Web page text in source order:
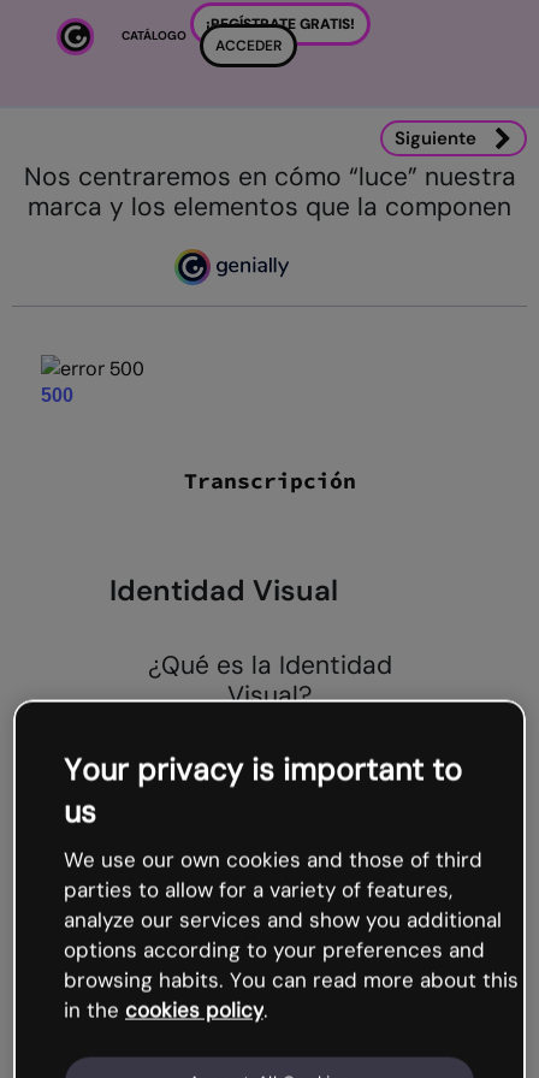
Salta al contenido principal
CATÁLOGO
¡REGÍSTRATE GRATIS!
ACCEDER
Nos centraremos en cómo “luce” nuestra
marca y los elementos que la componen
Transcripción
Identidad Visual
¿Qué es la Identidad
Visual?
como la
creación y gestión de una
marca , y al conjunto deacciones y
emocional deseado.
¡Vaya! que básicamente es hacer
una marca de calidad, que consiga
ser recordada por nuestro target y
que sientan orgullo de ella y sus
valores.La manera en la que una
marca habla, los colores que utiliza,
su logo, con quién colabora...todo
Siguiente
Your privacy is important to
us
We use our own cookies and those of third
parties to allow for a variety of features,
analyze our services and show you additional
options according to your preferences and
browsing habits. You can read more about this
in the cookies policy.